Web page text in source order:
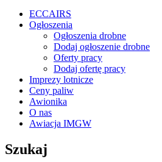
ECCAIRS
Ogłoszenia
Ogłoszenia drobne
Dodaj ogłoszenie drobne
Oferty pracy
Dodaj ofertę pracy
Imprezy lotnicze
Ceny paliw
Awionika
O nas
Awiacja IMGW
Szukaj